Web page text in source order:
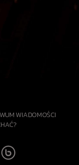
WIADOMOŚCI